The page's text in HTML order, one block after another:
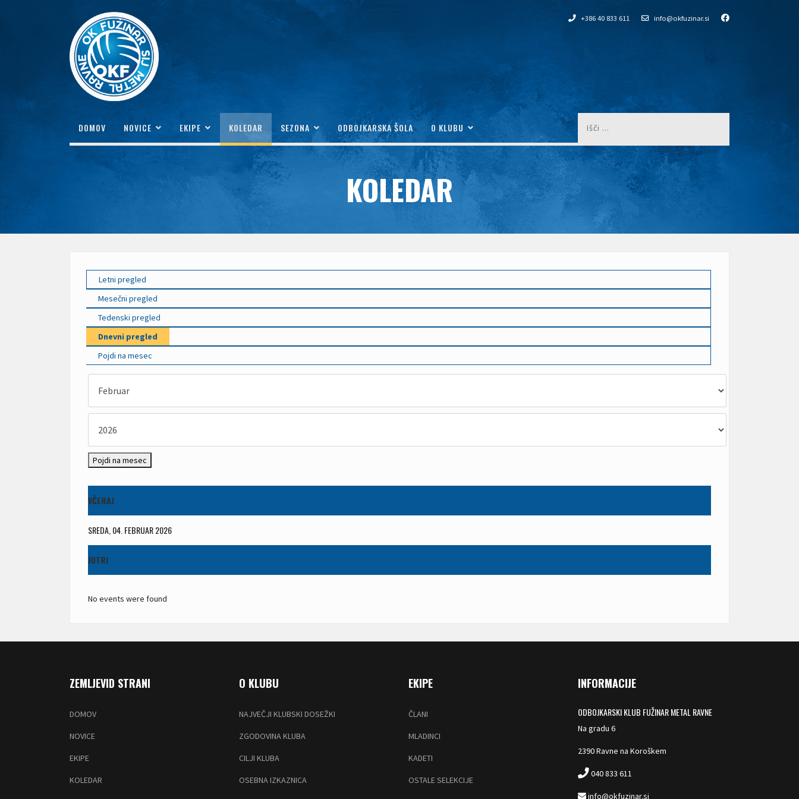
+386 40 833 611 info@okfuzinar.si
DOMOV NOVICE EKIPE KOLEDAR SEZONA ODBOJKARSKA ŠOLA O KLUBU
KOLEDAR
Letni pregled
Mesečni pregled
Tedenski pregled
Dnevni pregled
Pojdi na mesec
Pojdi na mesec
VČERAJ
SREDA, 04. FEBRUAR 2026
JUTRI
No events were found
ZEMLJEVID STRANI
DOMOV
NOVICE
EKIPE
KOLEDAR
O KLUBU
NAJVEČJI KLUBSKI DOSEŽKI
ZGODOVINA KLUBA
CILJI KLUBA
OSEBNA IZKAZNICA
EKIPE
ČLANI
MLADINCI
KADETI
OSTALE SELEKCIJE
INFORMACIJE
ODBOJKARSKI KLUB FUŽINAR METAL RAVNE
Na gradu 6
2390 Ravne na Koroškem
040 833 611
info@okfuzinar.si